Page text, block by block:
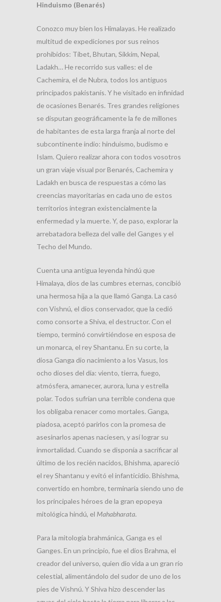
Hinduismo (Benarés)
Conozco muy bien los Himalayas. He realizado
multitud de expediciones por sus reinos
prohibidos: Tíbet, Bhutan, Sikkim, Nepal,
Ladakh… He recorrido sus valles: el de
Cachemira, el de Nubra, todos los antiguos
principados pakistanís. Y he visitado en infinidad
de ocasiones Benarés. Tres grandes religiones
se disputan geográficamente la fe de millones
de habitantes de esta larga franja al norte del
subcontinente indio: hinduismo, budismo e
Islam. Quiero realizar ahora con todos vosotros
un gran viaje visual por Benarés, Cachemira y
Ladakh en busca de respuestas a cómo las
creencias mayoritarias en cada uno de estos
territorios integran existencialmente la
enfermedad y la muerte. Y, de paso, explorar la
arrebatadora belleza del valle del Ganges y el
Techo del Mundo.
Cuenta una antigua leyenda hindú que
Himalaya, dios de las cumbres eternas, concibió
una hermosa hija a la que llamó Ganga. La casó
con Vishnú, el dios conservador, que la cedió
como consorte a Shiva, el destructor. Con el
tiempo, terminó convirtiéndose en esposa de
un monarca, el rey Shantanu. En su corte, la
diosa Ganga dio nacimiento a los Vasus, los
ocho dioses del día: viento, tierra, fuego,
atmósfera, amanecer, aurora, luna y estrella
polar. Todos sufrían una terrible condena que
los obligaba renacer como mortales. Ganga,
piadosa, aceptó parirlos con la promesa de
asesinarlos apenas naciesen, y así lograr su
inmortalidad. Cuando se disponía a sacrificar al
último de los recién nacidos, Bhishma, apareció
el rey Shantanu y evitó el infanticidio. Bhishma,
convertido en hombre, terminaría siendo uno de
los principales héroes de la gran epopeya
mitológica hindú, el Mahabharata.
Para la mitología brahmánica, Ganga es el
Ganges. En un principio, fue el dios Brahma, el
creador del universo, quien dio vida a un gran río
celestial, alimentándolo del sudor de uno de los
pies de Vishnú. Y Shiva hizo descender las